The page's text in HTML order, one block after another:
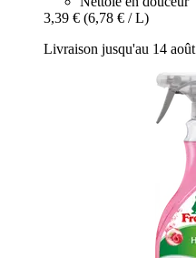
3,39 € (6,78 € / L)
Livraison jusqu'au 14 août